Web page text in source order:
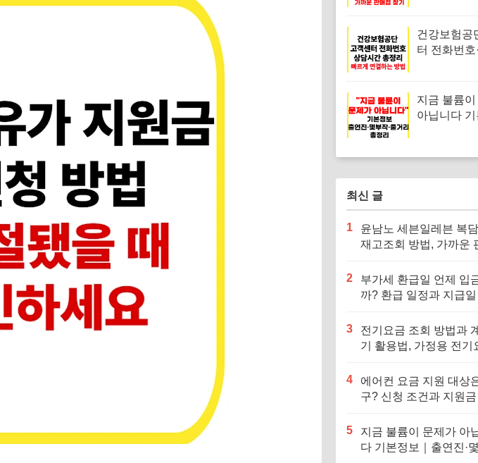
건강보험공
터 전화번호
지금 불륨
아닙니다
최신 글
1
윤남노 세븐일레븐 복
재고조회 방법, 가까운
2
부가세 환급일 언제 입
까? 환급 일정과 지급
3
전기요금 조회 방법과
기 활용법, 가정용 전기
4
에어컨 요금 지원 대상
구? 신청 조건과 지원
5
지금 불륨이 문제가 아
다 기본정보｜출연진·